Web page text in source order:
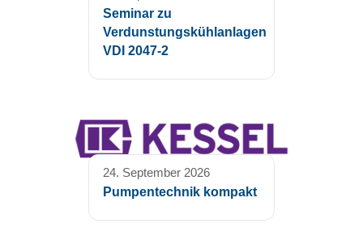
Seminar zu
Verdunstungskühlanlagen
VDI 2047-2
24. September 2026
Pumpentechnik kompakt